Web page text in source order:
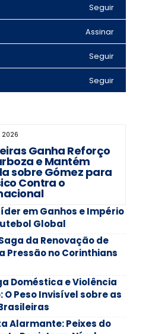
Seguir
Assinar
Seguir
Seguir
2026
Ganha Reforço
e Mantém
sobre Gómez para
Contra o
em Ganhos e Império
Global
da Renovação de
Pressão no Corinthians
Doméstica e Violência
O Peso Invisível sobre as
Alarmante: Peixes do